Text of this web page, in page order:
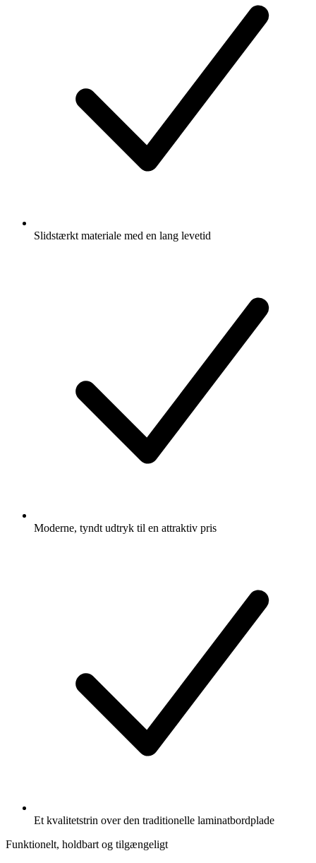
Slidstærkt materiale med en lang levetid
Moderne, tyndt udtryk til en attraktiv pris
Et kvalitetstrin over den traditionelle laminatbordplade
Funktionelt, holdbart og tilgængeligt